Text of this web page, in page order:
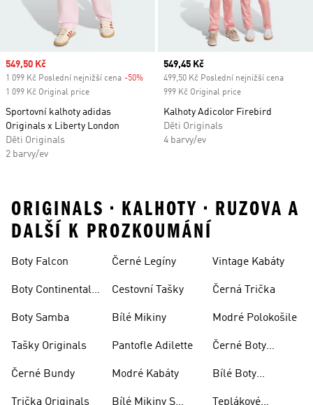
Sale price
549,50 Kč
1 099 Kč Poslední nejnižší cena -50% Discount
1 099 Kč Original price
Sportovní kalhoty adidas
Originals x Liberty London
Děti Originals
2 barvy/ev
Current price
549,45 Kč
499,50 Kč Poslední nejnižší cena
999 Kč Original price
Kalhoty Adicolor Firebird
Děti Originals
4 barvy/ev
ORIGINALS • KALHOTY • RUZOVA A
DALŠÍ K PROZKOUMÁNÍ
Boty Falcon
Boty Continental
Boty Samba
Tašky Originals
Černé Bundy
Trička Originals
Černé Legíny
Cestovní Tašky
Bílé Mikiny
Pantofle Adilette
Modré Kabáty
Bílé Mikiny S
Vintage Kabáty
Černá Trička
Modré Polokošile
Černé Boty
Bílé Boty
Teplákové